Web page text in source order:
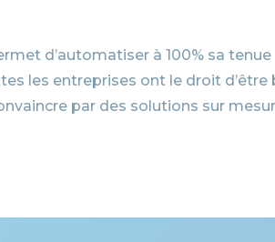
d’automatiser à 100% sa tenue
les entreprises ont le droit d’être
par des solutions sur